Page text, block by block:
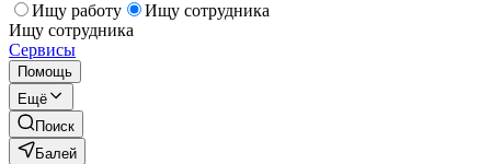
Ищу работу
Ищу сотрудника
Ищу сотрудника
Сервисы
Помощь
Ещё
Поиск
Балей